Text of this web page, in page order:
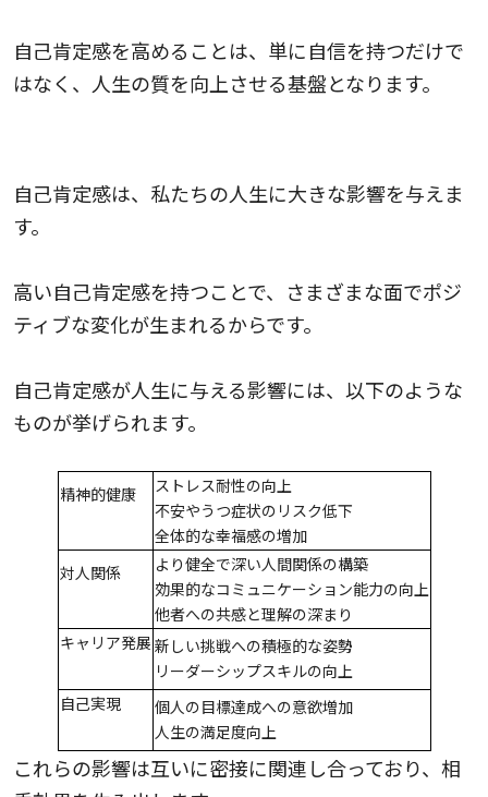
自己肯定感を高めることは、単に自信を持つだけで
はなく、人生の質を向上させる基盤となります。
自己肯定感は、私たちの人生に大きな影響を与えま
す。
高い自己肯定感を持つことで、さまざまな面でポジ
ティブな変化が生まれるからです。
自己肯定感が人生に与える影響には、以下のような
ものが挙げられます。
精神的健康
ストレス耐性の向上
不安やうつ症状のリスク低下
全体的な幸福感の増加
対人関係
より健全で深い人間関係の構築
効果的なコミュニケーション能力の向上
他者への共感と理解の深まり
キャリア発展 新しい挑戦への積極的な姿勢
リーダーシップスキルの向上
自己実現
個人の目標達成への意欲増加
人生の満足度向上
これらの影響は互いに密接に関連し合っており、相